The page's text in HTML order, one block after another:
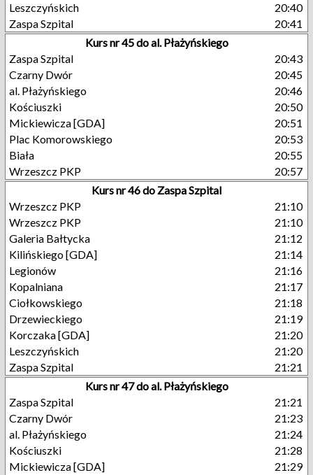
Leszczyńskich
20:40
Zaspa Szpital
20:41
Kurs nr 45 do al. Płażyńskiego
Zaspa Szpital
20:43
Czarny Dwór
20:45
al. Płażyńskiego
20:46
Kościuszki
20:50
Mickiewicza [GDA]
20:51
Plac Komorowskiego
20:53
Biała
20:55
Wrzeszcz PKP
20:57
Kurs nr 46 do Zaspa Szpital
Wrzeszcz PKP
21:10
Wrzeszcz PKP
21:10
Galeria Bałtycka
21:12
Kilińskiego [GDA]
21:14
Legionów
21:16
Kopalniana
21:17
Ciołkowskiego
21:18
Drzewieckiego
21:19
Korczaka [GDA]
21:20
Leszczyńskich
21:20
Zaspa Szpital
21:21
Kurs nr 47 do al. Płażyńskiego
Zaspa Szpital
21:21
Czarny Dwór
21:23
al. Płażyńskiego
21:24
Kościuszki
21:28
Mickiewicza [GDA]
21:29